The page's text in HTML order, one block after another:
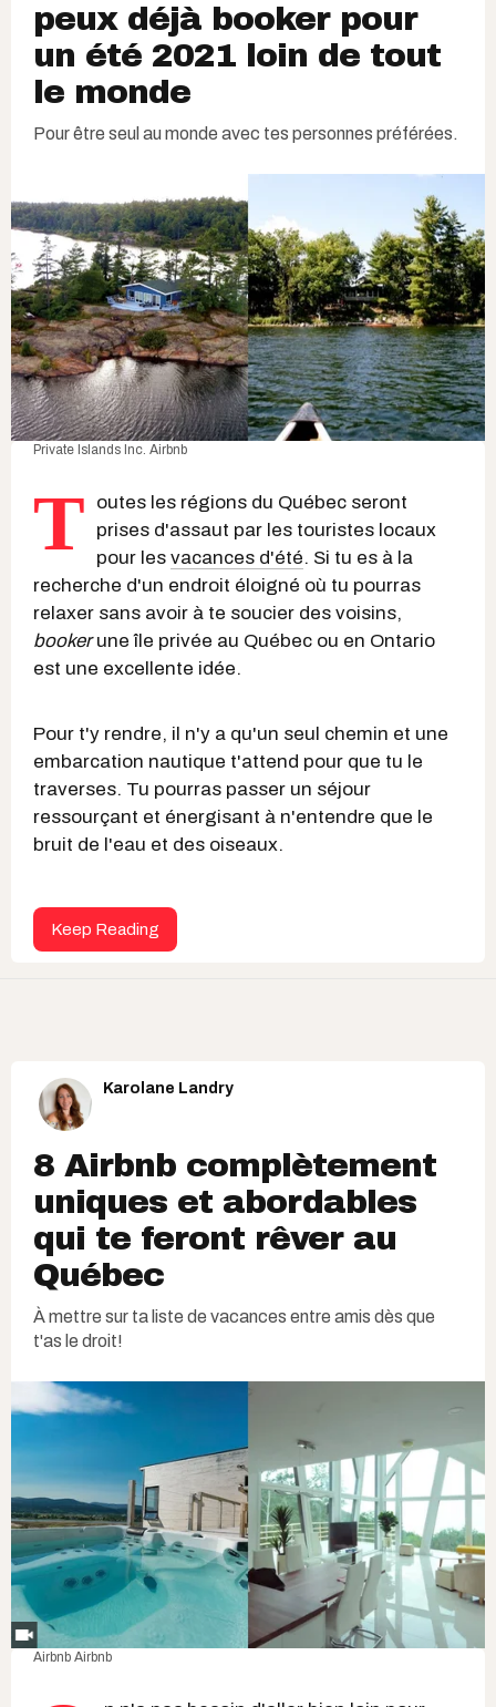
peux déjà booker pour
un été 2021 loin de tout
le monde
Pour être seul au monde avec tes personnes préférées.
Private Islands Inc. Airbnb
T
outes les régions du Québec seront
prises d'assaut par les touristes locaux
pour les vacances d'été. Si tu es à la
recherche d'un endroit éloigné où tu pourras
relaxer sans avoir à te soucier des voisins,
bookerune île privée au Québec ou en Ontario
est une excellente idée.
Pour t'y rendre, il n'y a qu'un seul chemin et une
embarcation nautique t'attend pour que tu le
traverses. Tu pourras passer un séjour
ressourçant et énergisant à n'entendre que le
bruit de l'eau et des oiseaux.
Keep Reading
Karolane Landry
8 Airbnb complètement
uniques et abordables
qui te feront rêver au
Québec
À mettre sur ta liste de vacances entre amis dès que
t'as le droit!
Airbnb Airbnb